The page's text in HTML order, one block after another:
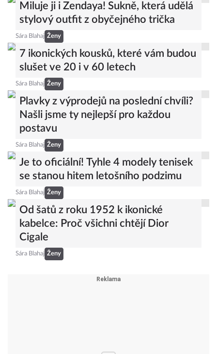
Miluje ji i Zendaya! Sukně, která udělá
stylový outfit z obyčejného trička
Sára Blahaj Ženy
7 ikonických kousků, které vám budou
slušet ve 20 i v 60 letech
Sára Blahaj Ženy
Plavky z výprodejů na poslední chvíli?
Našli jsme ty nejlepší pro každou
postavu
Sára Blahaj Ženy
Je to oficiální! Tyhle 4 modely tenisek
se stanou hitem letošního podzimu
Sára Blahaj Ženy
Od šatů z roku 1952 k ikonické
kabelce: Proč všichni chtějí Dior
Cigale
Sára Blahaj Ženy